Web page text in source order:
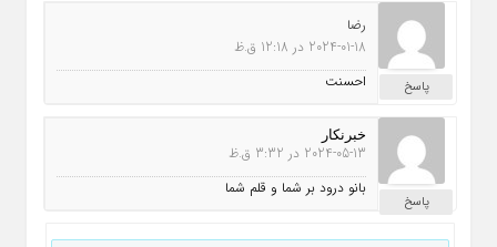
پاسخ
رضا
2024-01-18 در 12:18 ق.ظ
احسنت
پاسخ
خبرنکار
2024-05-13 در 3:32 ق.ظ
بانو درود بر شما و قلم شما